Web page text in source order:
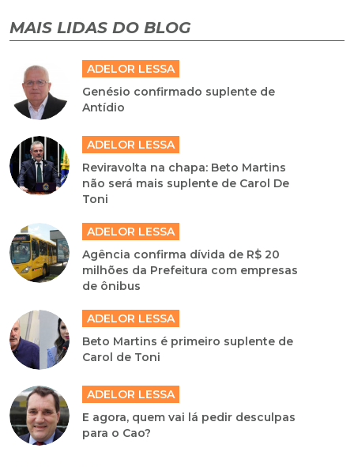
MAIS LIDAS DO BLOG
ADELOR LESSA
Genésio confirmado suplente de
Antídio
ADELOR LESSA
Reviravolta na chapa: Beto Martins
não será mais suplente de Carol De
Toni
ADELOR LESSA
Agência confirma dívida de R$ 20
milhões da Prefeitura com empresas
de ônibus
ADELOR LESSA
Beto Martins é primeiro suplente de
Carol de Toni
ADELOR LESSA
E agora, quem vai lá pedir desculpas
para o Cao?